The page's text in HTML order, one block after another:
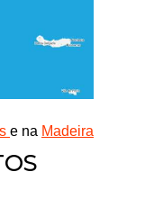
e na Madeira